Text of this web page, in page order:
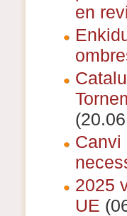
en
Canvi
2025
UE